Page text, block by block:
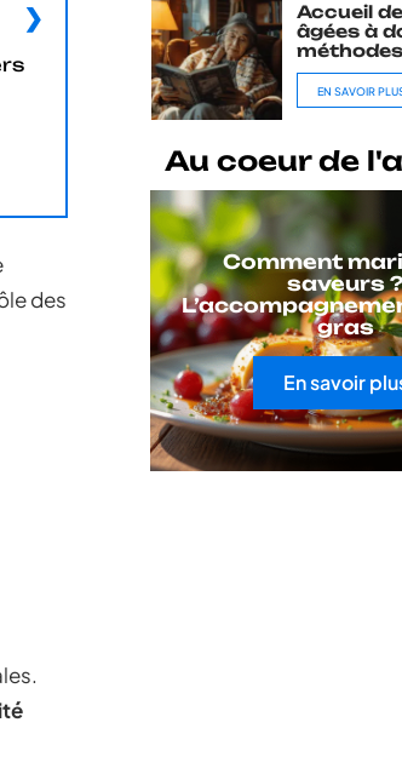
des
Accueil
âgées à
EN SAVOIR
Au coeur de
Comment
saveurs ?
gras
En savoir